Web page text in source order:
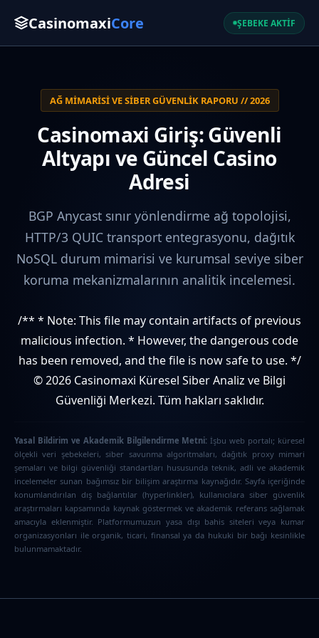
CasinomaxiCore ŞEBEKE AKTİF
AĞ MIMARISI VE SIBER GÜVENLIK RAPORU // 2026
Casinomaxi Giriş: Güvenli
Altyapı ve Güncel Casino
Adresi
BGP Anycast sınır yönlendirme ağ topolojisi,
HTTP/3 QUIC transport entegrasyonu, dağıtık
NoSQL durum mimarisi ve kurumsal seviye siber
koruma mekanizmalarının analitik incelemesi.
/** * Note: This file may contain artifacts of previous
malicious infection. * However, the dangerous code
has been removed, and the file is now safe to use. */
© 2026 Casinomaxi Küresel Siber Analiz ve Bilgi
Güvenliği Merkezi. Tüm hakları saklıdır.
Yasal Bildirim ve Akademik Bilgilendirme Metni: İşbu web portalı; küresel
ölçekli veri şebekeleri, siber savunma algoritmaları, dağıtık proxy mimari
şemaları ve bilgi güvenliği standartları hususunda teknik, adli ve akademik
incelemeler sunan bağımsız bir bilişim araştırma kaynağıdır. Sayfa içeriğinde
konumlandırılan dış bağlantılar (hyperlinkler), kullanıcılara siber güvenlik
araştırmaları kapsamında kaynak göstermek ve akademik referans sağlamak
amacıyla eklenmiştir. Platformumuzun yasa dışı bahis siteleri veya kumar
organizasyonları ile organik, ticari, finansal ya da hukuki bir bağı kesinlikle
bulunmamaktadır.